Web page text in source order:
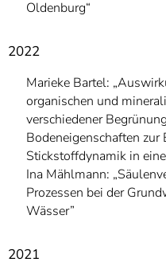
Oldenburg“
2022
Marieke Bartel:
organischen und
verschiedener
Bodeneigenschaften zur
Stickstoffdynamik in
Ina Mählmann:
Prozessen bei der
Wässer”
2021